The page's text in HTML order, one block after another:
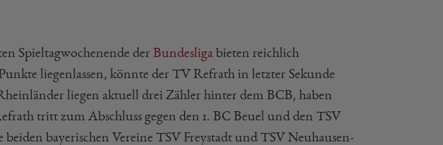
Spieltagwochenende der Bundesliga bieten reichlich
liegenlassen, könnte der TV Refrath in letzter Sekunde
liegen aktuell drei Zähler hinter dem BCB, haben
tritt zum Abschluss gegen den 1. BC Beuel und den TSV
bayerischen Vereine TSV Freystadt und TSV Neuhausen-